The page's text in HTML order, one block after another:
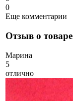
0
Еще комментарии
Отзыв о товаре
Марина
5
отлично